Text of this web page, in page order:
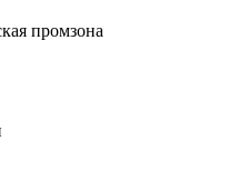
промзона